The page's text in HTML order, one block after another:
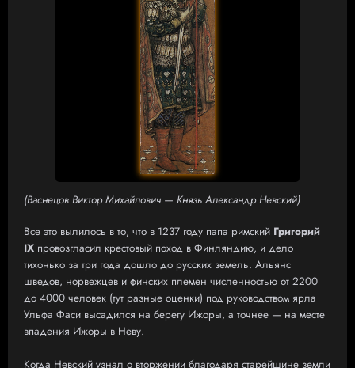
(Васнецов Виктор Михайлович — Князь Александр Невский)
Все это вылилось в то, что в 1237 году папа римский Григорий
IX провозгласил крестовый поход в Финляндию, и дело
тихонько за три года дошло до русских земель. Альянс
шведов, норвежцев и финских племен численностью от 2200
до 4000 человек (тут разные оценки) под руководством ярла
Ульфа Фаси высадился на берегу Ижоры, а точнее — на месте
впадения Ижоры в Неву.
Когда Невский узнал о вторжении благодаря старейшине земли